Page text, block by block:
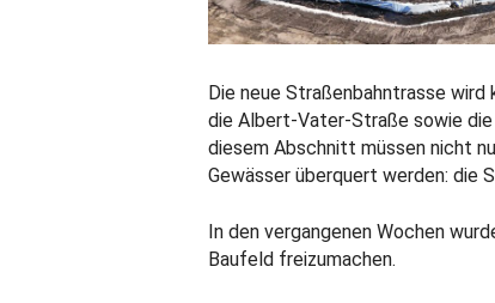
Die neue Straßenbahntrasse
die Albert-Vater-Straße sowie
diesem Abschnitt müssen nicht
Gewässer überquert werden: die
In den vergangenen Wochen
Baufeld freizumachen.